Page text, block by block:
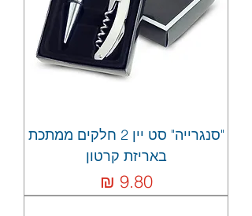
"סנגרייה" סט יין 2 חלקים ממתכת
באריזת קרטון
מחיר‏9.80 ‏₪